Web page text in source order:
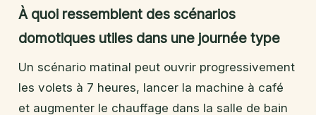
À quoi ressemblent des scénarios
domotiques utiles dans une journée type
Un scénario matinal peut ouvrir progressivement
les volets à 7 heures, lancer la machine à café
et augmenter le chauffage dans la salle de bain